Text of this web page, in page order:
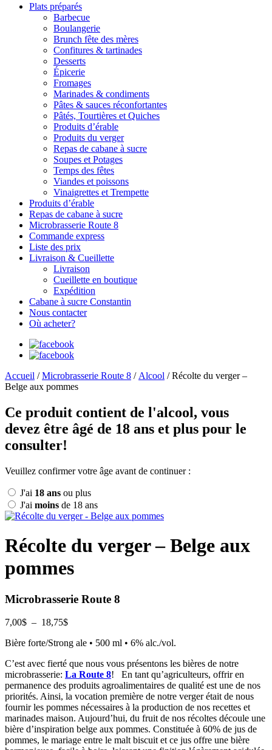
Plats préparés
Barbecue
Boulangerie
Brunch fête des mères
Confitures & tartinades
Desserts
Épicerie
Fromages
Marinades & condiments
Pâtes & sauces réconfortantes
Pâtés, Tourtières et Quiches
Produits d’érable
Produits du verger
Repas de cabane à sucre
Soupes et Potages
Temps des fêtes
Viandes et poissons
Vinaigrettes et Trempette
Produits d’érable
Repas de cabane à sucre
Microbrasserie Route 8
Commande express
Liste des prix
Livraison & Cueillette
Livraison
Cueillette en boutique
Expédition
Cabane à sucre Constantin
Nous contacter
Où acheter?
Accueil /Microbrasserie Route 8 / Alcool / Récolte du verger –
Belge aux pommes
Ce produit contient de l'alcool, vous
devez être âgé de 18 ans et plus pour le
consulter!
Veuillez confirmer votre âge avant de continuer :
J'ai 18 ans ou plus
J'ai moins de 18 ans
Récolte du verger – Belge aux
pommes
Microbrasserie Route 8
7,00$ – 18,75$Plage
prix :
à
18,75$
Bière forte/Strong ale • 500 ml • 6% alc./vol.
C’est avec fierté que nous vous présentons les bières de notre
microbrasserie: La Route 8! En tant qu’agriculteurs, offrir en
permanence des produits agroalimentaires de qualité est une de nos
priorités. Ainsi, la vocation première de notre verger était de nous
fournir les pommes nécessaires à la production de nos recettes et
marinades maison. Aujourd’hui, du fruit de nos récoltes découle une
bière d’inspiration belge aux pommes. Constituée à 60% de jus de
pommes, le mariage entre le malt biscuit et ce jus offre une bière